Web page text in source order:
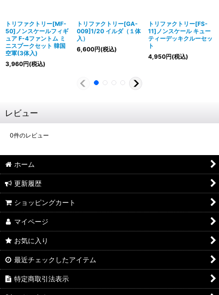
トリファクトリー[MF-
50]ノンスケールフィギ
ュア F-4ファントム ミ
ニスプークセット 韓国
空軍(3体入)
3,960円(税込)
トリファクトリー[GA-
009]1/20 イルダ（１体
入）
6,600円(税込)
トリファクトリー[FS-
11]ノンスケール キュー
ティーデッキクルーセッ
ト
4,950円(税込)
レビュー
0件のレビュー
ホーム
更新履歴
ショッピングカート
マイページ
お気に入り
最近チェックしたアイテム
特定商取引法表示